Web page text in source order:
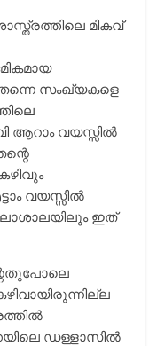
മികവ്
സംഖ്യകളെ
ആറാം വയസ്സിൽ
വയസ്സിൽ
ഇത്
ഡള്ളാസിൽ